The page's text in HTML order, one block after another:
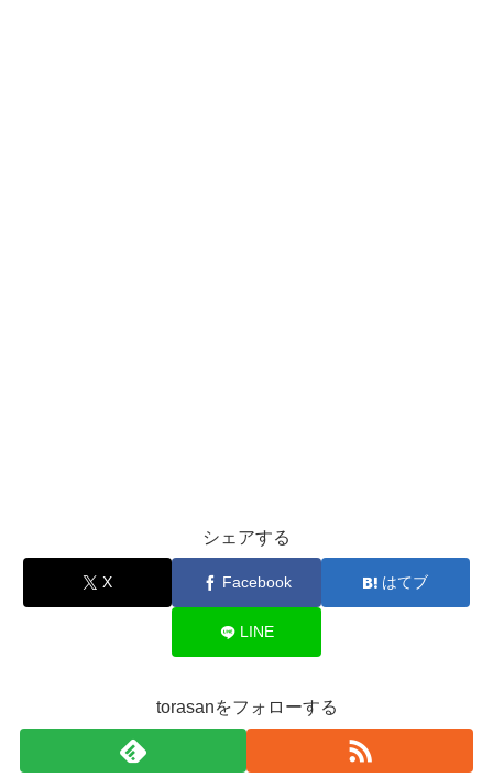
シェアする
X Facebook はてブ
LINE
torasanをフォローする